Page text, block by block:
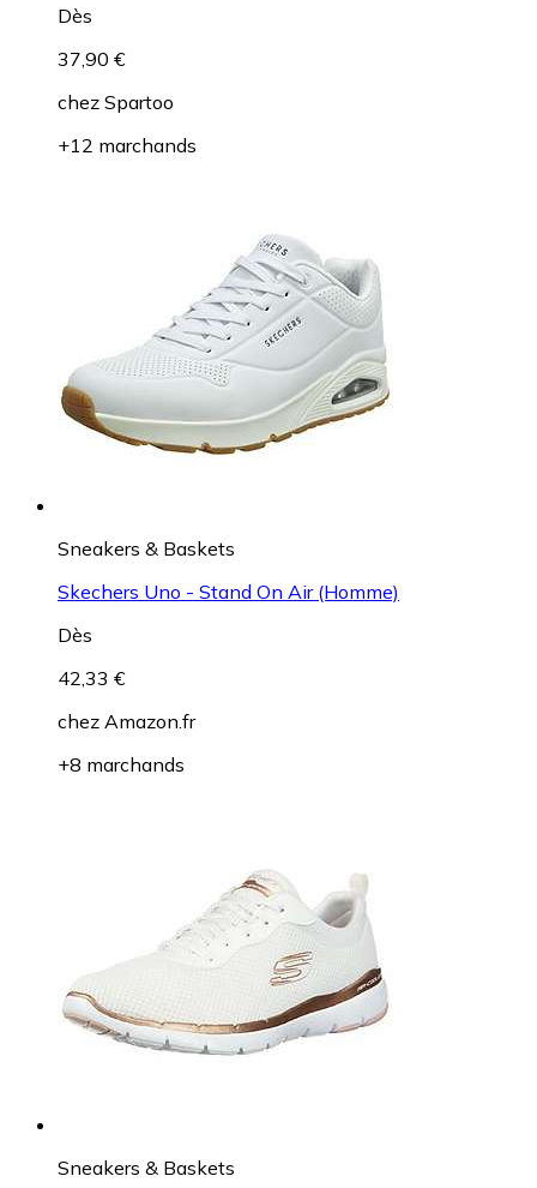
Dès
37,90 €
chez Spartoo
+12 marchands
Sneakers & Baskets
Skechers Uno - Stand On Air (Homme)
Dès
42,33 €
chez Amazon.fr
+8 marchands
Sneakers & Baskets